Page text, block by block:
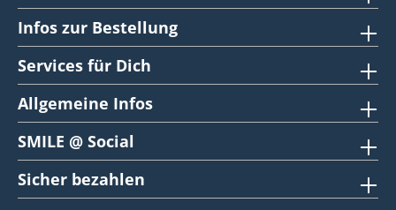
Infos zur Bestellung
Services für Dich
Allgemeine Infos
SMILE @ Social
Sicher bezahlen